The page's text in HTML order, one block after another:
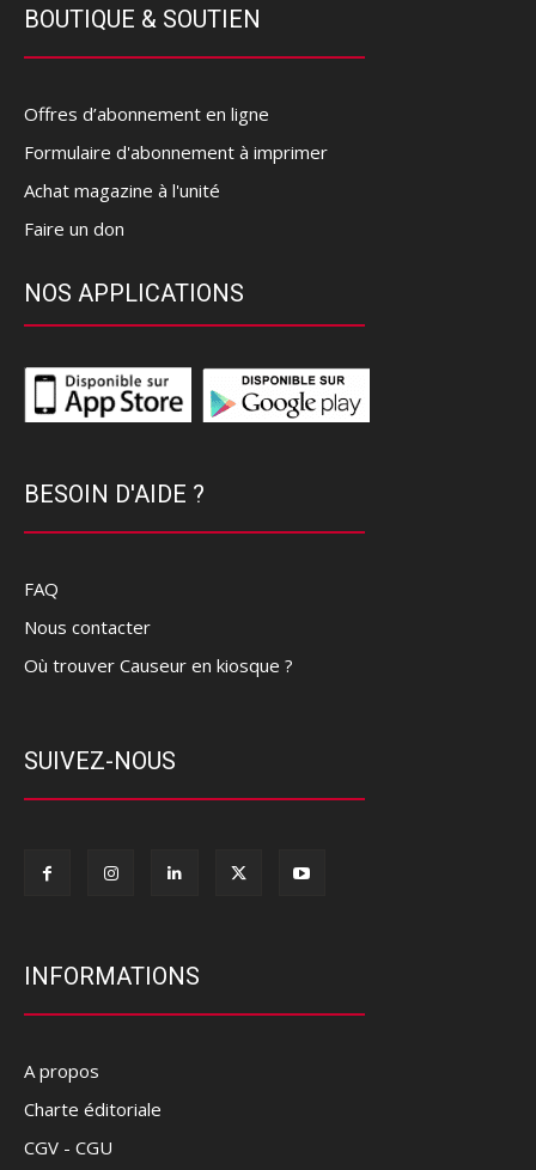
BOUTIQUE & SOUTIEN
Offres d’abonnement en ligne
Formulaire d'abonnement à imprimer
Achat magazine à l'unité
Faire un don
NOS APPLICATIONS
BESOIN D'AIDE ?
FAQ
Nous contacter
Où trouver Causeur en kiosque ?
SUIVEZ-NOUS
INFORMATIONS
A propos
Charte éditoriale
CGV - CGU